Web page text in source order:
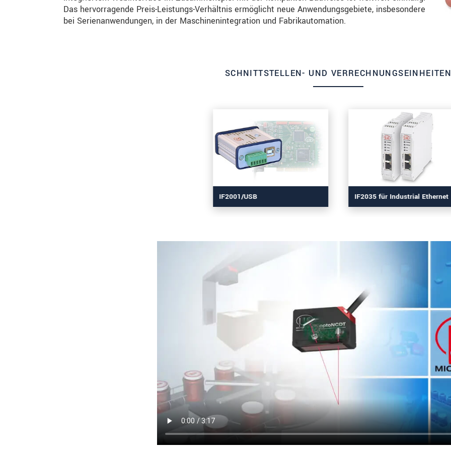
Das hervorragende Preis-Leistungs-Verhältnis ermöglicht neue Anwendungsgebiete, insbesondere
bei Serienanwendungen, in der Maschinenintegration und Fabrikautomation.
SCHNITTSTELLEN- UND
IF2001/USB IF2035 für Industrial Ethernet